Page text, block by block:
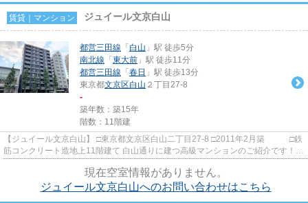
賃貸｜マンション ジュイール文京白山
都営三田線 「 白山 」駅 徒歩5分
南北線 「 東大前 」駅 徒歩11分
都営三田線 「 春日 」駅 徒歩13分
東京都文京区白山 ２丁目27-8
-
築年数：築15年
階数：11階建
【ジュイール文京白山】 □東京都文京区白山二丁目27-8 □2011年2月築 □鉄
筋コンクリート造地上11階建て 白山通りに建つ高級マンションのご紹介です！
現在空室情報がありません。
ジュイール文京白山へのお問い合わせはこちら